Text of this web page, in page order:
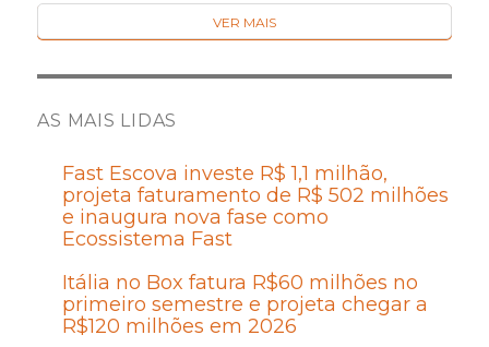
VER MAIS
AS MAIS LIDAS
Fast Escova investe R$ 1,1 milhão,
projeta faturamento de R$ 502 milhões
e inaugura nova fase como
Ecossistema Fast
Itália no Box fatura R$60 milhões no
primeiro semestre e projeta chegar a
R$120 milhões em 2026